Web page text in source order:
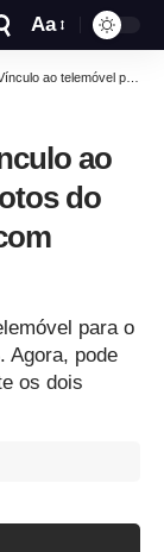
Aa
do smartphone para um PC com Windows 11
ao
do
para o
Agora, pode
os dois